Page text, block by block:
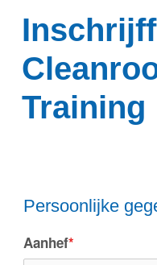
Training
Persoonlijke
Aanhef*